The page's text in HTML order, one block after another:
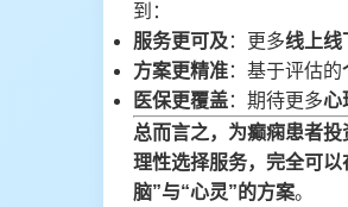
到：
服务更可及 ：更多线上线
方案更精准：基于评估的
医保更覆盖：期待更多心
总而言之，为癫痫患者
理性选择服务，完全可以
脑”与“心灵”的方案。